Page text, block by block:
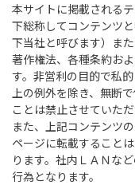
本サイトに掲載される
下総称してコンテンツ
下当社と呼びます）ま
著作権法、各種条約お
す。非営利の目的で私
上の例外を除き、無断
ことは禁止させていただ
また、上記コンテンツ
ページに転載すること
ります。社内ＬＡＮな
行為となります。